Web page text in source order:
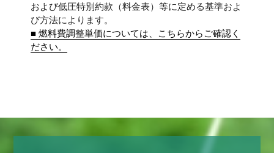
および低圧特別約款（料金表）等に定める基準およ
び方法によります。
■ 燃料費調整単価については、こちらからご確認く
ださい。